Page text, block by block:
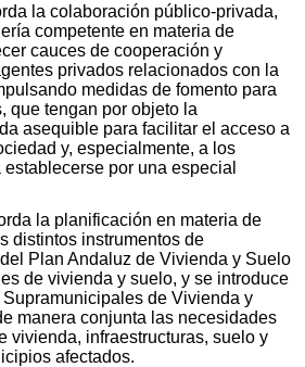
la colaboración público-privada,
competente en materia de
cauces de cooperación y
privados relacionados con la
medidas de fomento para
que tengan por objeto la
asequible para facilitar el acceso a
y, especialmente, a los
por una especial
la planificación en materia de
distintos instrumentos de
Plan Andaluz de Vivienda y Suelo
de vivienda y suelo, y se introduce
de Vivienda y
manera conjunta las necesidades
vivienda, infraestructuras, suelo y
afectados.